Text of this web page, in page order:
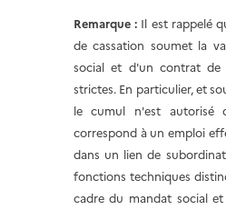
Remarque : Il est rappelé
de cassation soumet la
social et d'un contrat de
strictes. En particulier, et
le cumul n'est
correspond à un emploi
dans un lien de
fonctions techniques
cadre du mandat social